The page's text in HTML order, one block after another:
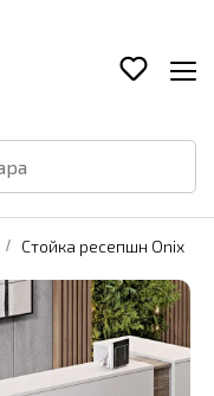
/ Стойка ресепшн Onix